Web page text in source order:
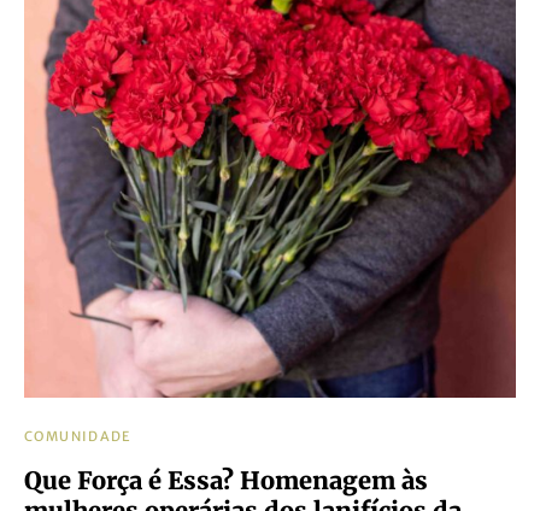
COMUNIDADE
Que Força é Essa? Homenagem às